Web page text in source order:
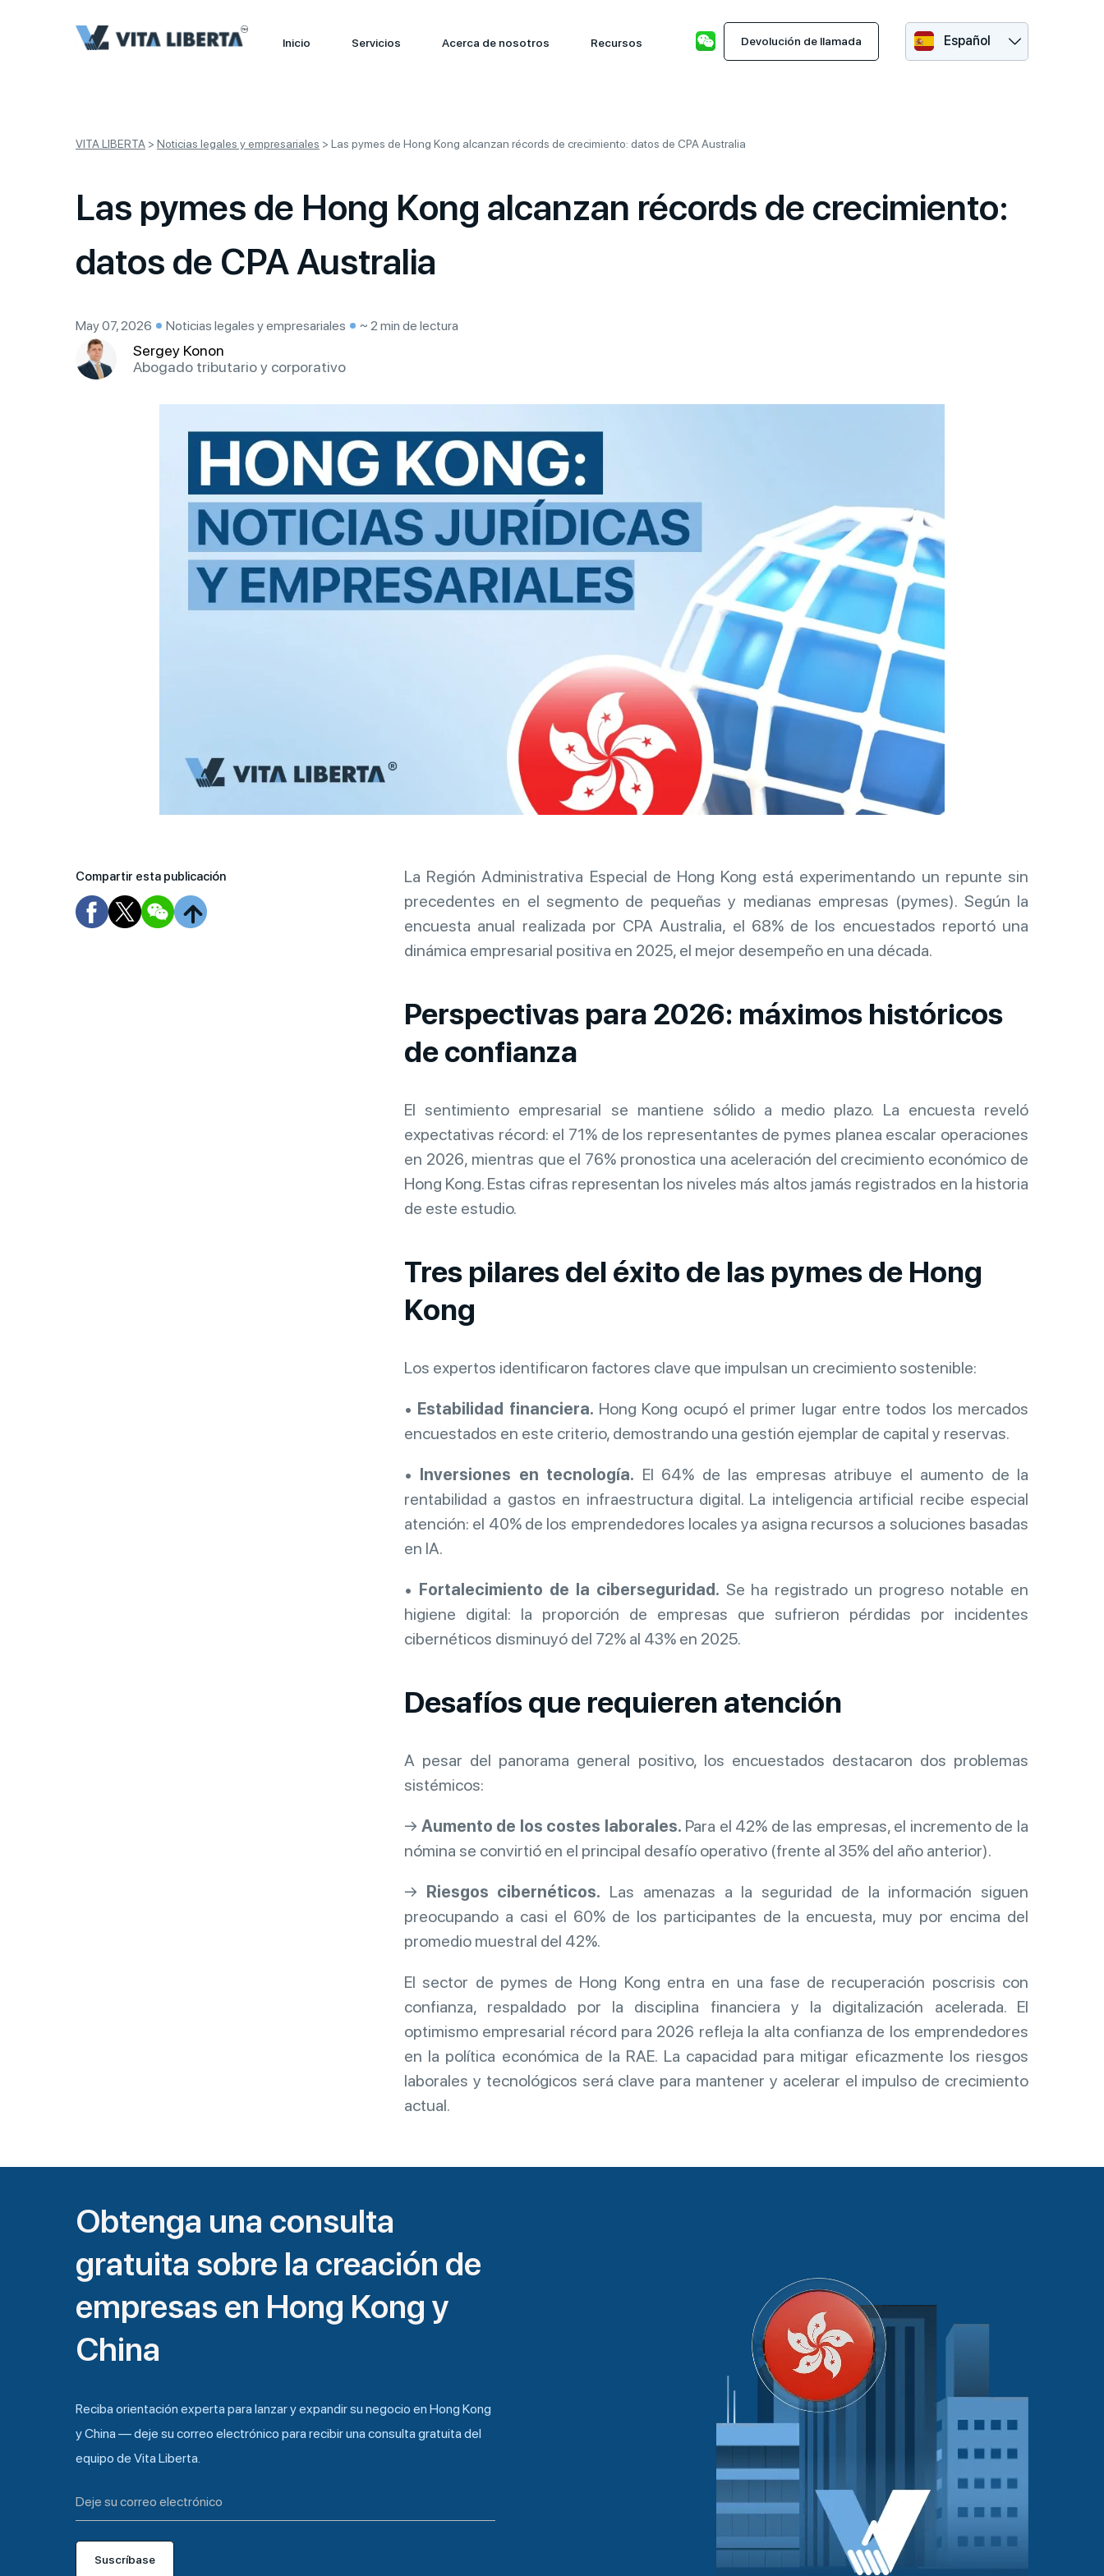
Inicio Servicios Acerca de nosotros Recursos Devolución de llamada Español
VITA LIBERTA > Noticias legales y empresariales > Las pymes de Hong Kong alcanzan récords de crecimiento: datos de CPA Australia
Las pymes de Hong Kong alcanzan récords de crecimiento:
datos de CPA Australia
May 07, 2026 Noticias legales y empresariales ~ 2 min de lectura
Sergey Konon
Abogado tributario y corporativo
Compartir esta publicación
La Región Administrativa Especial de Hong Kong está experimentando un repunte sin
precedentes en el segmento de pequeñas y medianas empresas (pymes). Según la
encuesta anual realizada por CPA Australia, el 68% de los encuestados reportó una
dinámica empresarial positiva en 2025, el mejor desempeño en una década.
Perspectivas para 2026: máximos históricos
de confianza
El sentimiento empresarial se mantiene sólido a medio plazo. La encuesta reveló
expectativas récord: el 71% de los representantes de pymes planea escalar operaciones
en 2026, mientras que el 76% pronostica una aceleración del crecimiento económico de
Hong Kong. Estas cifras representan los niveles más altos jamás registrados en la historia
de este estudio.
Tres pilares del éxito de las pymes de Hong
Kong
Los expertos identificaron factores clave que impulsan un crecimiento sostenible:
• Estabilidad financiera. Hong Kong ocupó el primer lugar entre todos los mercados
encuestados en este criterio, demostrando una gestión ejemplar de capital y reservas.
• Inversiones en tecnología. El 64% de las empresas atribuye el aumento de la
rentabilidad a gastos en infraestructura digital. La inteligencia artificial recibe especial
atención: el 40% de los emprendedores locales ya asigna recursos a soluciones basadas
en IA.
• Fortalecimiento de la ciberseguridad. Se ha registrado un progreso notable en
higiene digital: la proporción de empresas que sufrieron pérdidas por incidentes
cibernéticos disminuyó del 72% al 43% en 2025.
Desafíos que requieren atención
A pesar del panorama general positivo, los encuestados destacaron dos problemas
sistémicos:
→ Aumento de los costes laborales. Para el 42% de las empresas, el incremento de la
nómina se convirtió en el principal desafío operativo (frente al 35% del año anterior).
→ Riesgos cibernéticos. Las amenazas a la seguridad de la información siguen
preocupando a casi el 60% de los participantes de la encuesta, muy por encima del
promedio muestral del 42%.
El sector de pymes de Hong Kong entra en una fase de recuperación poscrisis con
confianza, respaldado por la disciplina financiera y la digitalización acelerada. El
optimismo empresarial récord para 2026 refleja la alta confianza de los emprendedores
en la política económica de la RAE. La capacidad para mitigar eficazmente los riesgos
laborales y tecnológicos será clave para mantener y acelerar el impulso de crecimiento
actual.
Obtenga una consulta
gratuita sobre la creación de
empresas en Hong Kong y
China
Reciba orientación experta para lanzar y expandir su negocio en Hong Kong
y China — deje su correo electrónico para recibir una consulta gratuita del
equipo de Vita Liberta.
Suscríbase